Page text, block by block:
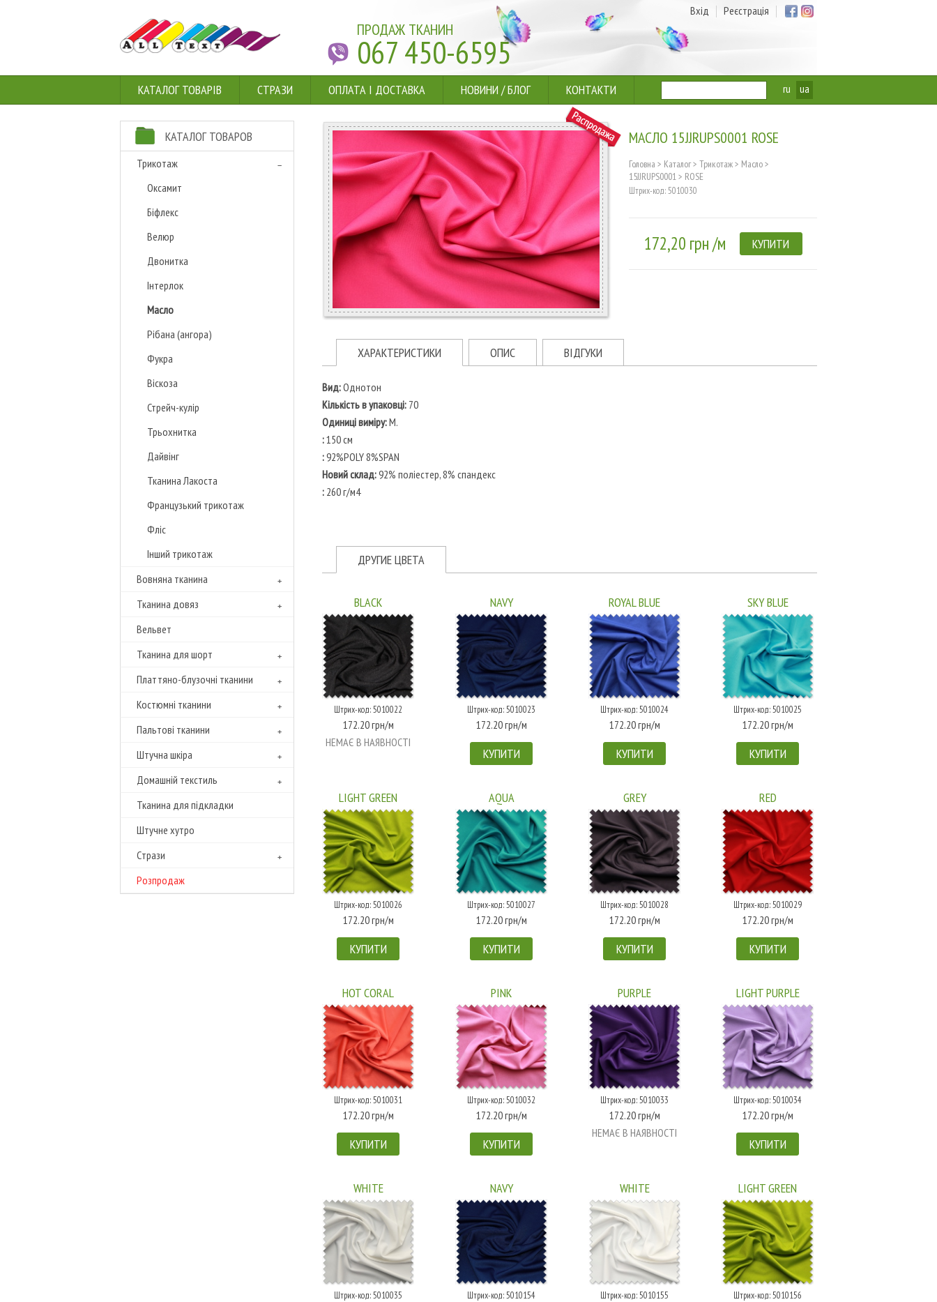
ПРОДАЖ ТКАНИН
067 450-6595
Вхід Реєстрація
КАТАЛОГ ТОВАРІВ СТРАЗИ ОПЛАТА І ДОСТАВКА НОВИНИ /БЛОГ КОНТАКТИ ru ua
КАТАЛОГ ТОВАРОВ
Трикотаж
Оксамит
Біфлекс
Велюр
Двонитка
Інтерлок
Масло
Рібана (ангора)
Фукра
Віскоза
Стрейч-кулір
Трьохнитка
Дайвінг
Тканина Лакоста
Французький трикотаж
Фліс
Інший трикотаж
Вовняна тканина
Тканина довяз
Вельвет
Тканина для шорт
Платтяно-блузочні тканини
Костюмні тканини
Пальтові тканини
Штучна шкіра
Домашній текстиль
Тканина для підкладки
Штучне хутро
Cтрази
Розпродаж
МАСЛО 15JJRUPS0001 ROSE
Головна > Каталог> Трикотаж> Масло>
15JJRUPS0001> ROSE
Штрих-код: 5010030
172,20 грн /м КУПИТИ
ХАРАКТЕРИСТИКИ ОПИС ВІДГУКИ
Вид:Однотон
Кількість в упаковці: 70
Одиниці виміру:M.
:150 см
:92%POLY 8%SPAN
Новий склад:92% поліестер, 8% спандекс
: 260 г/м4
ДРУГИЕ ЦВЕТА
BLACK
Штрих-код: 5010022
172.20 грн/м
НЕМАЄ В НАЯВНОСТІ
NAVY
Штрих-код: 5010023
172.20 грн/м
КУПИТИ
ROYAL BLUE
Штрих-код: 5010024
172.20 грн/м
КУПИТИ
SKY BLUE
Штрих-код: 5010025
172.20 грн/м
КУПИТИ
LIGHT GREEN
Штрих-код: 5010026
172.20 грн/м
КУПИТИ
AQUA
Штрих-код: 5010027
172.20 грн/м
КУПИТИ
GREY
Штрих-код: 5010028
172.20 грн/м
КУПИТИ
RED
Штрих-код: 5010029
172.20 грн/м
КУПИТИ
HOT CORAL
Штрих-код: 5010031
172.20 грн/м
КУПИТИ
PINK
Штрих-код: 5010032
172.20 грн/м
КУПИТИ
PURPLE
Штрих-код: 5010033
172.20 грн/м
НЕМАЄ В НАЯВНОСТІ
LIGHT PURPLE
Штрих-код: 5010034
172.20 грн/м
КУПИТИ
WHITE
Штрих-код: 5010035
NAVY
Штрих-код: 5010154
WHITE
Штрих-код: 5010155
LIGHT GREEN
Штрих-код: 5010156